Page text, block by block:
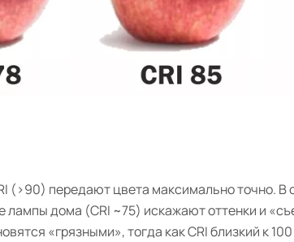
(>90) передают цвета максимально точно.
лампы дома (CRI ~75) искажают оттенки и
«грязными», тогда как CRI близкий к